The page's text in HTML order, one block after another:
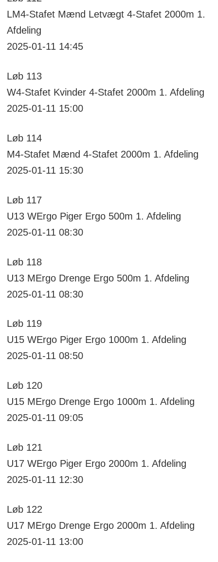
LM4-StafetMænd Letvægt 4-Stafet 2000m 1.
Afdeling
2025-01-11 14:45
Løb 113
W4-StafetKvinder 4-Stafet 2000m 1. Afdeling
2025-01-11 15:00
Løb 114
M4-StafetMænd 4-Stafet 2000m 1. Afdeling
2025-01-11 15:30
Løb 117
U13 WErgoPiger Ergo 500m 1. Afdeling
2025-01-11 08:30
Løb 118
U13 MErgoDrenge Ergo 500m 1. Afdeling
2025-01-11 08:30
Løb 119
U15 WErgoPiger Ergo 1000m 1. Afdeling
2025-01-11 08:50
Løb 120
U15 MErgoDrenge Ergo 1000m 1. Afdeling
2025-01-11 09:05
Løb 121
U17 WErgoPiger Ergo 2000m 1. Afdeling
2025-01-11 12:30
Løb 122
U17 MErgoDrenge Ergo 2000m 1. Afdeling
2025-01-11 13:00